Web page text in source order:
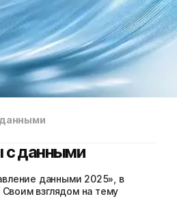
данными
с данными
данными 2025», в
взглядом на тему